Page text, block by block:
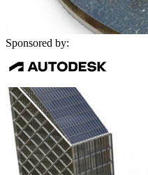
Sponsored by: